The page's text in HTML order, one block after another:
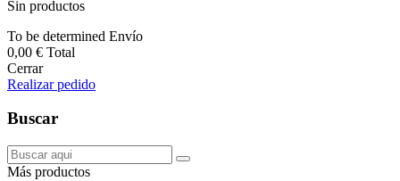
Sin productos
To be determined Envío
0,00 € Total
Cerrar
Realizar pedido
Buscar
Más productos